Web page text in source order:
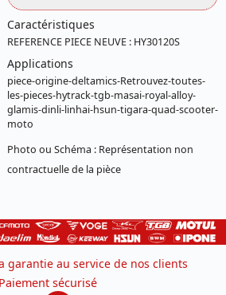
Caractéristiques
REFERENCE PIECE NEUVE : HY30120S
Applications
piece-origine-deltamics-Retrouvez-toutes-
les-pieces-hytrack-tgb-masai-royal-alloy-
glamis-dinli-linhai-hsun-tigara-quad-scooter-
moto
Photo ou Schéma : Représentation non
contractuelle de la pièce
garantie au service de nos clients
Paiement sécurisé